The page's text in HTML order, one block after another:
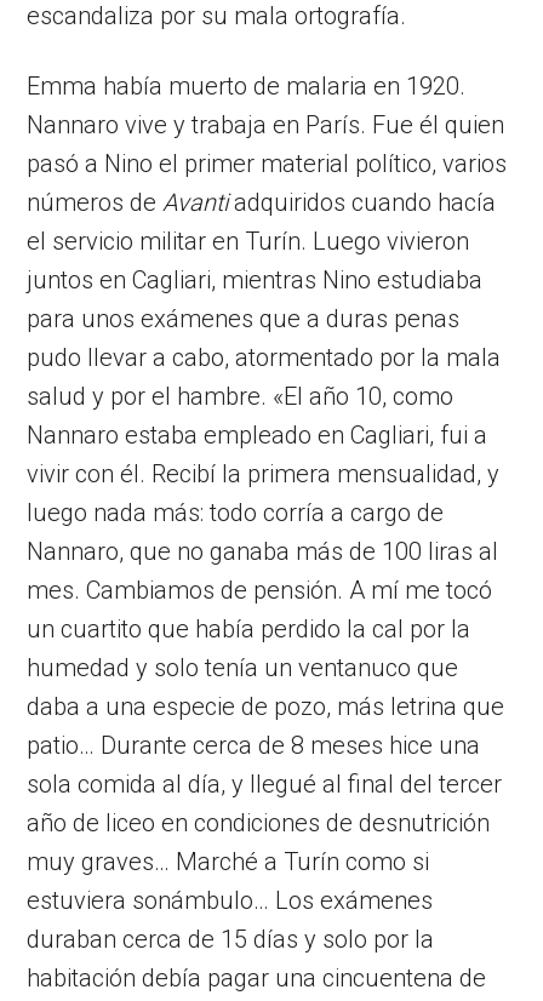
escandaliza por su mala ortografía.
Emma había muerto de malaria en 1920.
Nannaro vive y trabaja en París. Fue él quien
pasó a Nino el primer material político, varios
números deAvantiadquiridos cuando hacía
el servicio militar en Turín. Luego vivieron
juntos en Cagliari, mientras Nino estudiaba
para unos exámenes que a duras penas
pudo llevar a cabo, atormentado por la mala
salud y por el hambre. «El año 10, como
Nannaro estaba empleado en Cagliari, fui a
vivir con él. Recibí la primera mensualidad, y
luego nada más: todo corría a cargo de
Nannaro, que no ganaba más de 100 liras al
mes. Cambiamos de pensión. A mí me tocó
un cuartito que había perdido la cal por la
humedad y solo tenía un ventanuco que
daba a una especie de pozo, más letrina que
patio… Durante cerca de 8 meses hice una
sola comida al día, y llegué al final del tercer
año de liceo en condiciones de desnutrición
muy graves… Marché a Turín como si
estuviera sonámbulo… Los exámenes
duraban cerca de 15 días y solo por la
habitación debía pagar una cincuentena de